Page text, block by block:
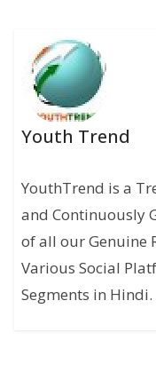
Youth Trend
YouthTrend is a
and Continuously
of all our Genuine
Various Social
Segments in Hindi.